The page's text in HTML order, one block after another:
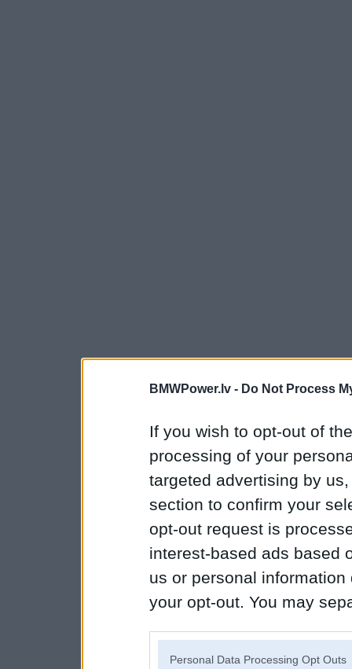
BMWPower.lv - Do Not Process
If you wish to opt-out of
processing of your
targeted advertising by
section to confirm your
opt-out request is
interest-based ads based
us or personal
your opt-out. You may
Personal Data Processing Opt Outs